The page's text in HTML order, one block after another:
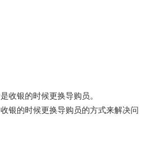
收银的时候更换导购员。
银的时候更换导购员的方式来解决问